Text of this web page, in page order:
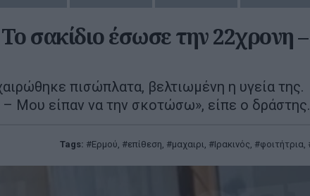
σακίδιο έσωσε την 22χρονη –
πισώπλατα, βελτιωμένη η υγεία της.
– Μου είπαν να την σκοτώσω», είπε ο δράστης.
Tags: Ερμού, επίθεση, μαχαιρι, Ιρακινός, φοιτήτρια,